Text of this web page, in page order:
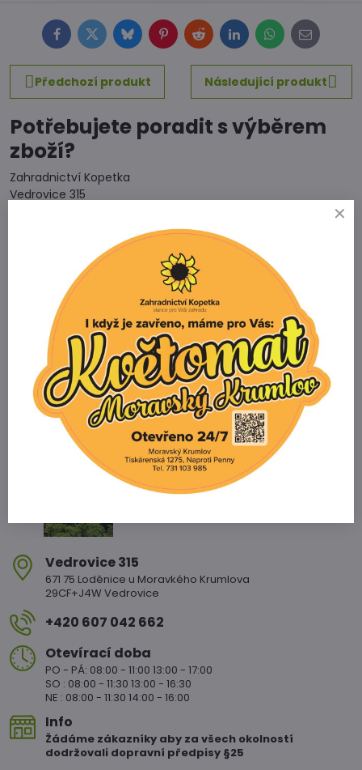
FacebookTwitterBlueskyPinterestRedditLinkedInWhatsApp
E-
mail
Předchozí produkt
Následující produkt
Potřebujete poradit s výběrem
zboží?
Zahradnictví Kopetka
Vedrovice 315
Telefon
+420 731 103 985
Prodejna
+420 607 042 662
Email
info@zahradnictvikopetka.cz
Zahradnictví Vedrovice
Vedrovice 315
671 75 Loděnice u Moravkého Krumlova
29CF+J4W Vedrovice
+420 607 042 662
Otevírací doba
PO - PÁ: 08:00 - 11:00 13:00 - 17:00
SO : 08:00 - 11:30 13:00 - 16:30
NE : 08:00 - 11:30 14:00 - 16:00
Info
Žádáme zákazníky aby za všech okolností
dodržovali dopravní předpisy §25